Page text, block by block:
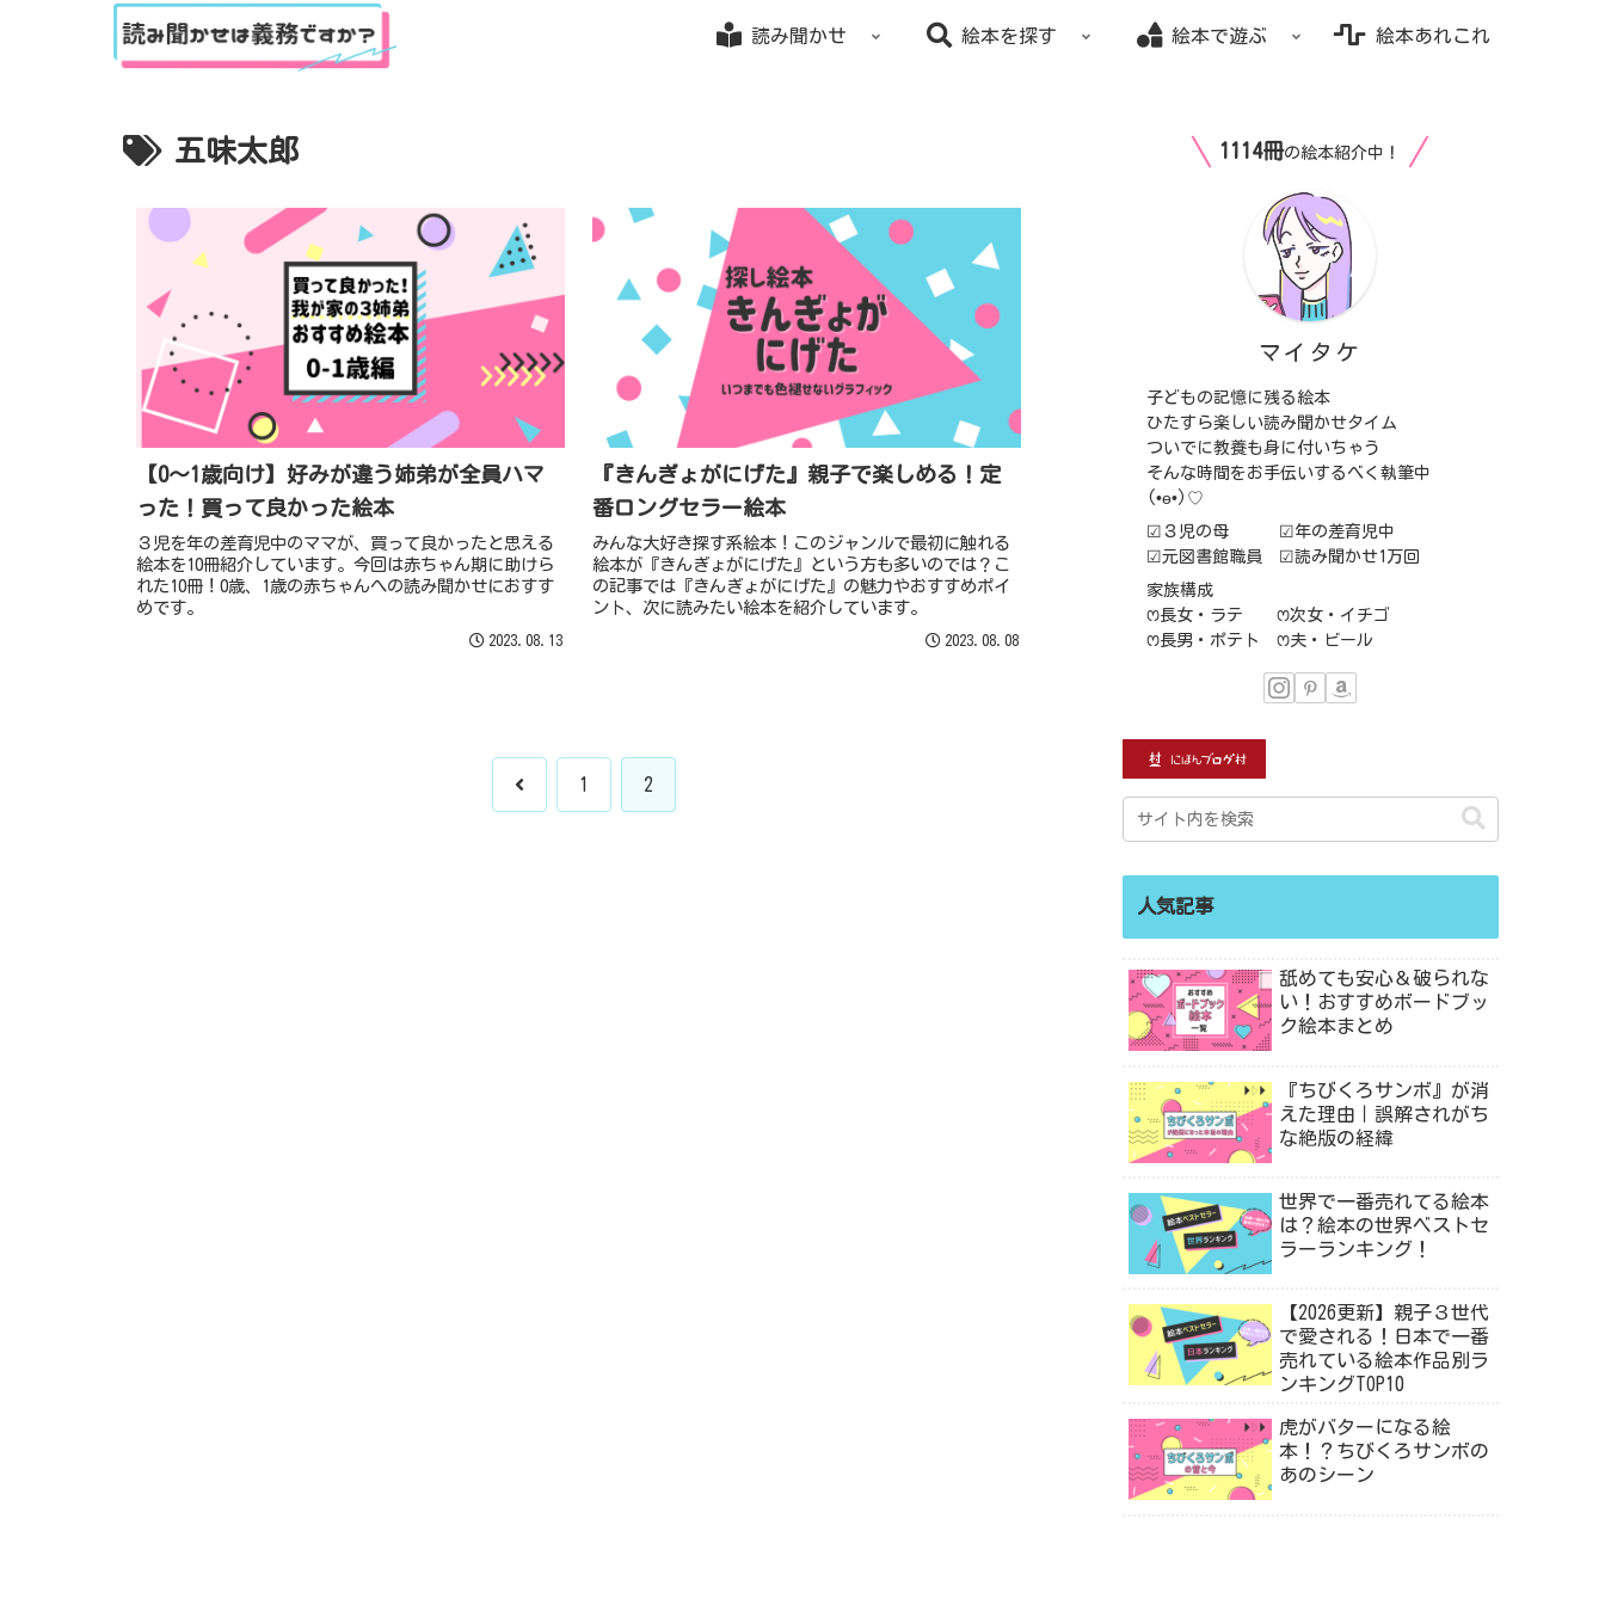
読み聞かせ 絵本を探す 絵本で遊ぶ 絵本あれこれ
五味太郎
【0〜1歳向け】好みが違う姉弟が全員ハマ
った！買って良かった絵本
３児を年の差育児中のママが、買って良かったと思える
絵本を10冊紹介しています。今回は赤ちゃん期に助けら
れた10冊！0歳、1歳の赤ちゃんへの読み聞かせにおすす
めです。
2023.08.13
『きんぎょがにげた』親子で楽しめる！定
番ロングセラー絵本
みんな大好き探す系絵本！このジャンルで最初に触れる
絵本が『きんぎょがにげた』という方も多いのでは？こ
の記事では『きんぎょがにげた』の魅力やおすすめポイ
ント、次に読みたい絵本を紹介しています。
2023.08.08
前 1 2
1114冊の絵本紹介中！
マイタケ
子どもの記憶に残る絵本
ひたすら楽しい読み聞かせタイム
ついでに教養も身に付いちゃう
そんな時間をお手伝いするべく執筆中
(⁠•⁠ө⁠•⁠)⁠♡
☑３児の母 ☑年の差育児中
☑元図書館職員 ☑読み聞かせ1万回
家族構成
ꢭ長女・ラテ ꢭ次女・イチゴ
ꢭ長男・ポテト ꢭ夫・ビール
人気記事
舐めても安心＆破られな
い！おすすめボードブッ
ク絵本まとめ
『ちびくろサンボ』が消
えた理由｜誤解されがち
な絶版の経緯
世界で一番売れてる絵本
は？絵本の世界ベストセ
ラーランキング！
【2026更新】親子３世代
で愛される！日本で一番
売れている絵本作品別ラ
ンキングTOP10
虎がバターになる絵
本！？ちびくろサンボの
あのシーン